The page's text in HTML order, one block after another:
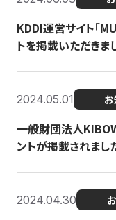
KDDI運営サイト「
トを掲載いただきま
2024.05.01
一般財団法人
ントが掲載されまし
2024.04.30